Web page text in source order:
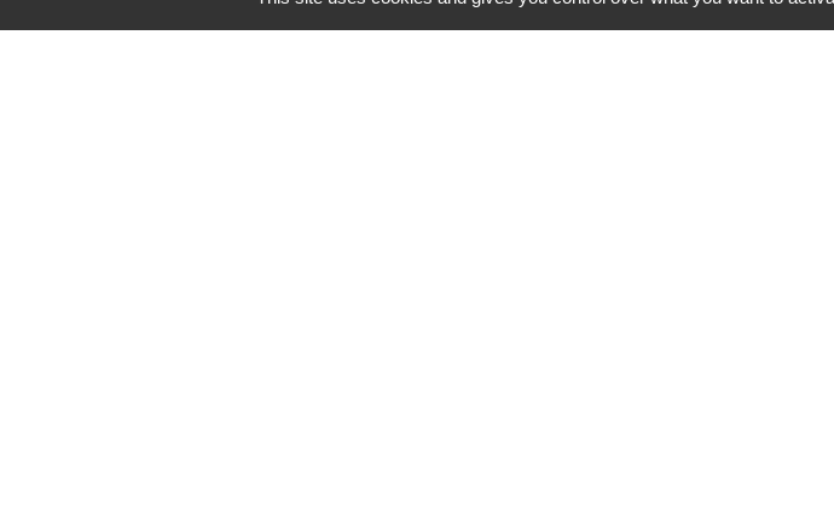
Le personnel de la municipalité n'est